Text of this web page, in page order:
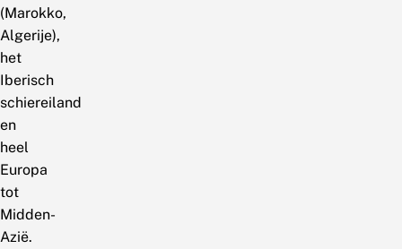
(Marokko,
Algerije),
het
Iberisch
schiereiland
en
heel
Europa
tot
Midden-
Azië.